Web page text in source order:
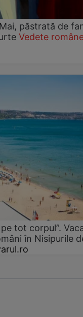
păstrată de
Vedete
tot corpul”.
în Nisipurile